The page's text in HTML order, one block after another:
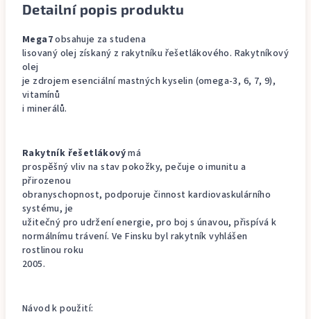
Detailní popis produktu
Mega7obsahuje za studena
lisovaný olej získaný z rakytníku řešetlákového. Rakytníkový
olej
je zdrojem esenciální mastných kyselin (omega-3, 6, 7, 9),
vitamínů
i minerálů.
Rakytník řešetlákovýmá
prospěšný vliv na stav pokožky, pečuje o imunitu a
přirozenou
obranyschopnost, podporuje činnost kardiovaskulárního
systému, je
užitečný pro udržení energie, pro boj s únavou, přispívá k
normálnímu trávení. Ve Finsku byl rakytník vyhlášen
rostlinou roku
2005.
Návod k použití: